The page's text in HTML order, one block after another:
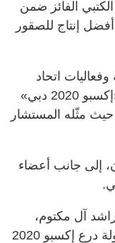
الكتبي الفائز ضمن
إنتاج للصقور
اتحاد
الإمارات للصقور خلال المرحلة الماضية، شهدت الاحتفالية تكريم «إكسبو 2020 دبي»
مثّله المستشار
إلى جانب أعضاء
آل مكتوم،
لاحتفالية الاتحاد التي شهدت تكريم أصحاب المراكز الأولى في بطولة درع إكسبو 2020